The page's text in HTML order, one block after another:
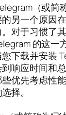
（或简
另一个原因
对于习惯了
的这一
下载并安装
响应时间和
优先考虑性
择。